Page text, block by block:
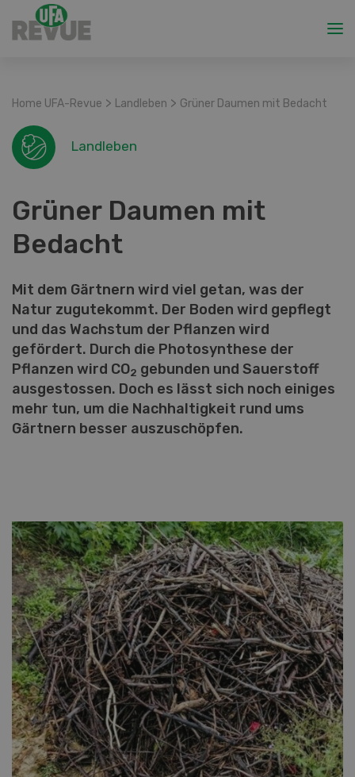
Home UFA-Revue > Landleben > Grüner Daumen mit Bedacht
Landleben
Grüner Daumen mit
Bedacht
Mit dem Gärtnern wird viel getan, was der
Natur zugutekommt. Der Boden wird gepflegt
und das Wachstum der Pflanzen wird
gefördert. Durch die Photosynthese der
Pflanzen wird CO2 gebunden und Sauerstoff
ausgestossen. Doch es lässt sich noch einiges
mehr tun, um die Nachhaltigkeit rund ums
Gärtnern besser auszuschöpfen.